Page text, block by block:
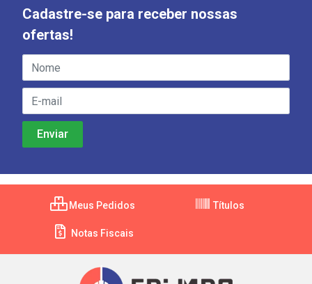
Cadastre-se para receber nossas
ofertas!
Meus Pedidos Títulos
Notas Fiscais